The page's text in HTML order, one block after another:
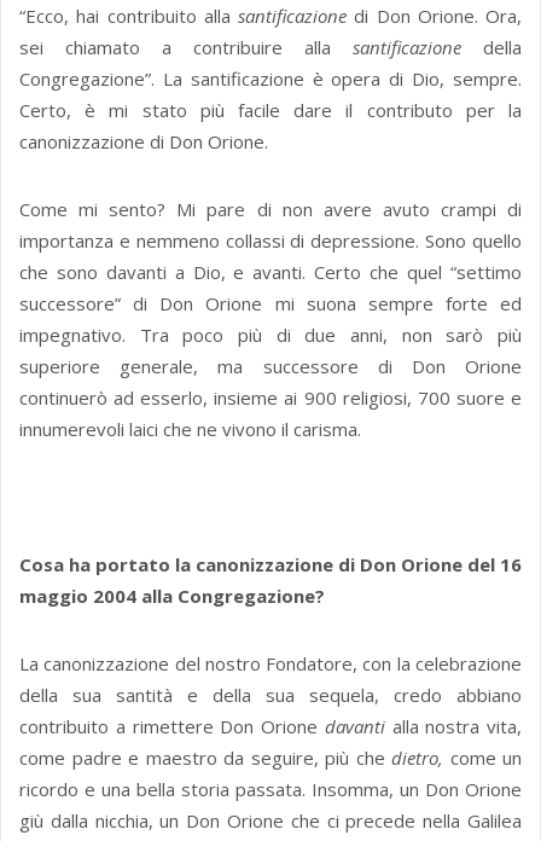
“Ecco, hai contribuito alla santificazione di Don Orione. Ora,
sei chiamato a contribuire alla santificazione della
Congregazione”. La santificazione è opera di Dio, sempre.
Certo, è mi stato più facile dare il contributo per la
canonizzazione di Don Orione.
Come mi sento? Mi pare di non avere avuto crampi di
importanza e nemmeno collassi di depressione. Sono quello
che sono davanti a Dio, e avanti. Certo che quel “settimo
successore” di Don Orione mi suona sempre forte ed
impegnativo. Tra poco più di due anni, non sarò più
superiore generale, ma successore di Don Orione
continuerò ad esserlo, insieme ai 900 religiosi, 700 suore e
innumerevoli laici che ne vivono il carisma.
Cosa ha portato la canonizzazione di Don Orione del 16
maggio 2004 alla Congregazione?
La canonizzazione del nostro Fondatore, con la celebrazione
della sua santità e della sua sequela, credo abbiano
contribuito a rimettere Don Orione davantialla nostra vita,
come padre e maestro da seguire, più che dietro, come un
ricordo e una bella storia passata. Insomma, un Don Orione
giù dalla nicchia, un Don Orione che ci precede nella Galilea